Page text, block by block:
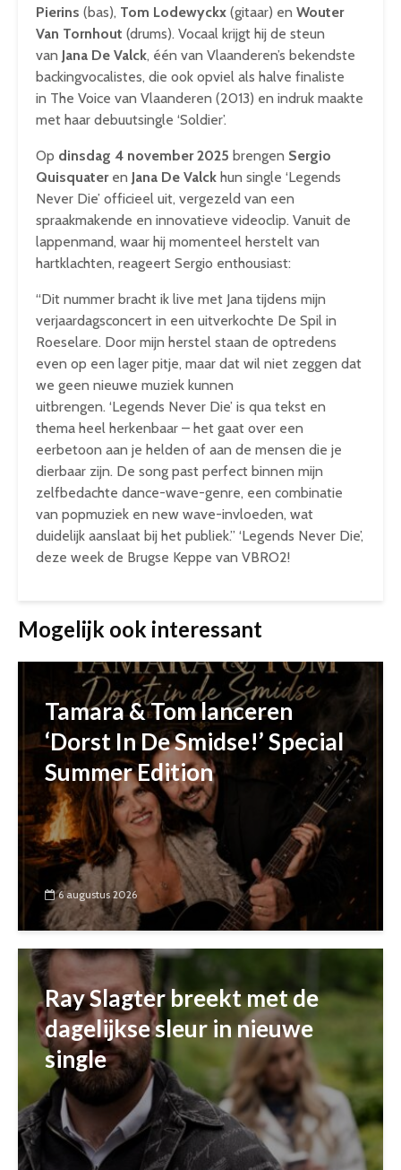
Pierins (bas), Tom Lodewyckx (gitaar) en Wouter
Van Tornhout (drums). Vocaal krijgt hij de steun
van Jana De Valck, één van Vlaanderen’s bekendste
backingvocalistes, die ook opviel als halve finaliste
in The Voice van Vlaanderen (2013) en indruk maakte
met haar debuutsingle ‘Soldier’.
Op dinsdag 4 november 2025 brengen Sergio
Quisquateren Jana De Valck hun single ‘Legends
Never Die’ officieel uit, vergezeld van een
spraakmakende en innovatieve videoclip. Vanuit de
lappenmand, waar hij momenteel herstelt van
hartklachten, reageert Sergio enthousiast:
“Dit nummer bracht ik live met Jana tijdens mijn
verjaardagsconcert in een uitverkochte De Spil in
Roeselare. Door mijn herstel staan de optredens
even op een lager pitje, maar dat wil niet zeggen dat
we geen nieuwe muziek kunnen
uitbrengen. ‘Legends Never Die’ is qua tekst en
thema heel herkenbaar – het gaat over een
eerbetoon aan je helden of aan de mensen die je
dierbaar zijn. De song past perfect binnen mijn
zelfbedachte dance-wave-genre, een combinatie
van popmuziek en new wave-invloeden, wat
duidelijk aanslaat bij het publiek.” ‘Legends Never Die’,
deze week de Brugse Keppe van VBRO2!
Mogelijk ook interessant
Tamara & Tom lanceren
‘Dorst In De Smidse!’ Special
Summer Edition
6 augustus 2026
Ray Slagter breekt met de
dagelijkse sleur in nieuwe
single